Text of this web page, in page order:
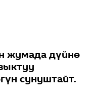
жумада дүйнө
сунуштайт.